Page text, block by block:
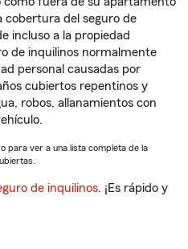
cobertura del seguro de
incluso a la propiedad
de inquilinos normalmente
personal causadas por
cubiertos repentinos y
robos, allanamientos con
para ver a una lista completa de la
de inquilinos. ¡Es rápido y